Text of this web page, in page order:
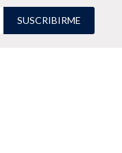
SUSCRIBIRME